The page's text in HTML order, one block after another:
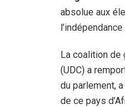
absolue aux
La coalition de
(UDC) a
du parlement,
de ce pays